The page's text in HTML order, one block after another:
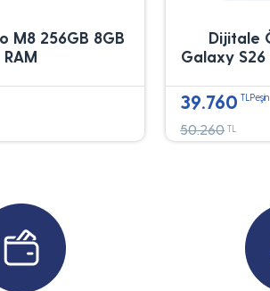
M8 256GB 8GB
RAM
Dijitale
Galaxy S26
39.760 TLPeşin
50.260 TL